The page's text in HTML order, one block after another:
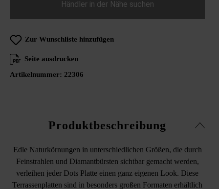
Händler in der Nähe suchen
Zur Wunschliste hinzufügen
Seite ausdrucken
Artikelnummer: 22306
Produktbeschreibung
Edle Naturkörnungen in unterschiedlichen Größen, die durch
Feinstrahlen und Diamantbürsten sichtbar gemacht werden,
verleihen jeder Dots Platte einen ganz eigenen Look. Diese
Terrassenplatten sind in besonders großen Formaten erhältlich